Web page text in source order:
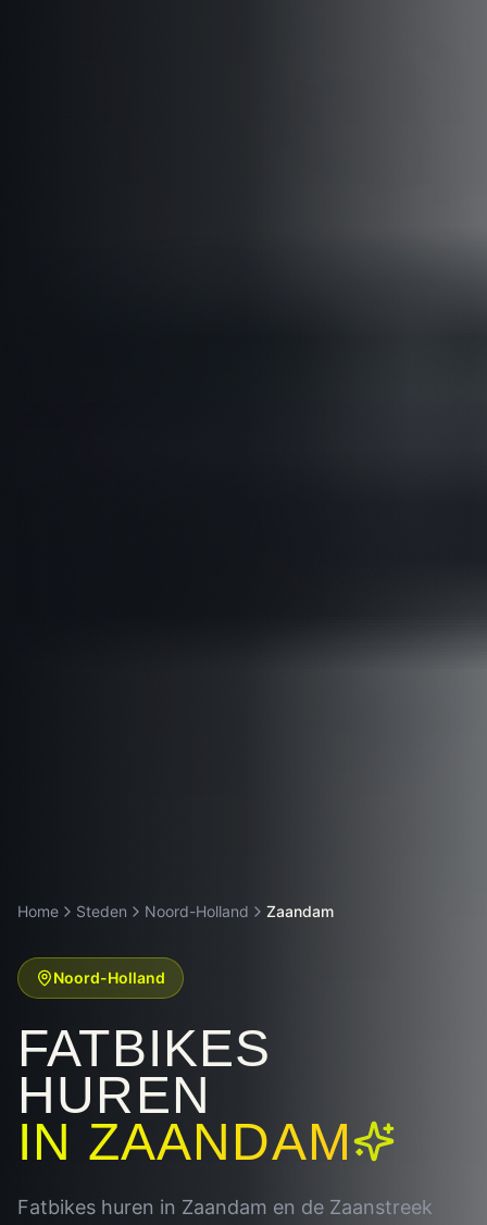
Home Steden Noord-Holland Zaandam
Noord-Holland
FATBIKES
HUREN
IN ZAANDAM
Fatbikes huren in Zaandam en de Zaanstreek